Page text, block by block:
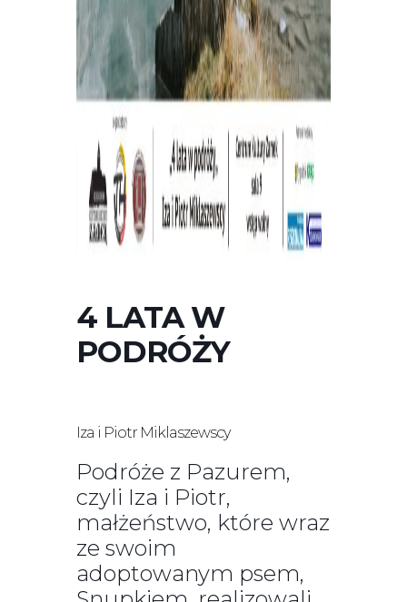
4 LATA W
PODRÓŻY
Iza i Piotr Miklaszewscy
Podróże z Pazurem,
czyli Iza i Piotr,
małżeństwo, które wraz
ze swoim
adoptowanym psem,